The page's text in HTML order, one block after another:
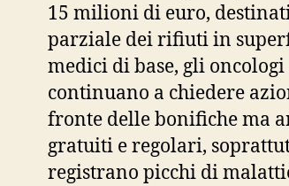
15 milioni di euro,
parziale dei rifiuti in
medici di base, gli
continuano a chiedere
fronte delle bonifiche ma
gratuiti e regolari,
registrano picchi di